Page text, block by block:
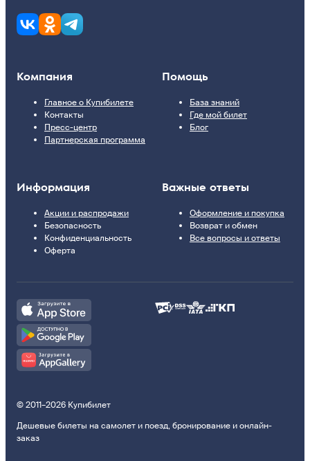
Компания
Главное о Купибилете
Контакты
Пресс-центр
Партнерская программа
Помощь
База знаний
Где мой билет
Блог
Информация
Акции и распродажи
Безопасность
Конфиденциальность
Оферта
Важные ответы
Оформление и покупка
Возврат и обмен
Все вопросы и ответы
© 2011–2026 Купибилет
Дешевые билеты на самолет и поезд, бронирование и онлайн-
заказ